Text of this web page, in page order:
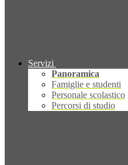
Servizi
Panoramica
Famiglie e studenti
Personale scolastico
Percorsi di studio